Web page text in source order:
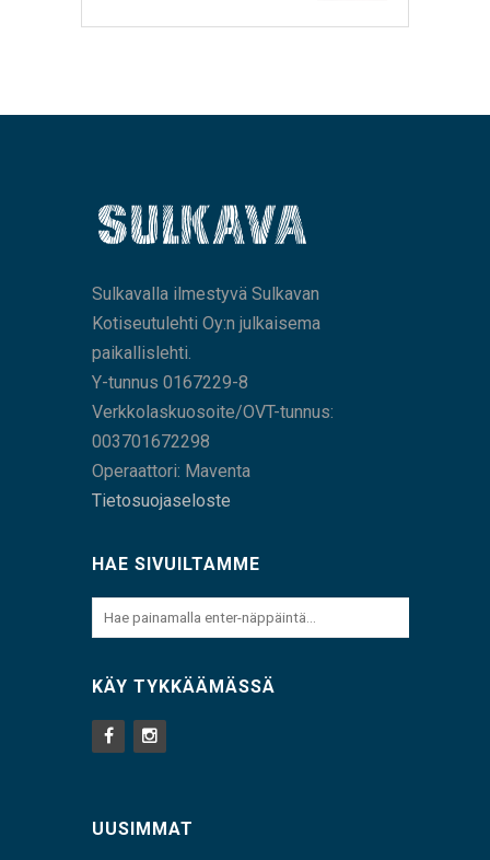
Sulkavalla ilmestyvä Sulkavan
Kotiseutulehti Oy:n julkaisema
paikallislehti.
Y-tunnus 0167229-8
Verkkolaskuosoite/OVT-tunnus:
003701672298
Operaattori: Maventa
Tietosuojaseloste
HAE SIVUILTAMME
KÄY TYKKÄÄMÄSSÄ
UUSIMMAT